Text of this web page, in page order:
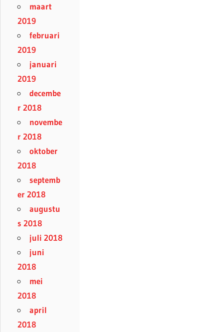
maart
2019
februari
2019
januari
2019
decembe
r 2018
novembe
r 2018
oktober
2018
septemb
er 2018
augustu
s 2018
juli 2018
juni
2018
mei
2018
april
2018